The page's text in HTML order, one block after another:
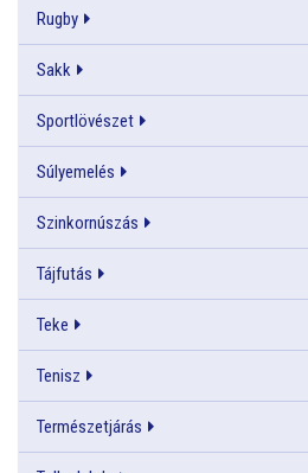
Rugby
Sakk
Sportlövészet
Súlyemelés
Szinkornúszás
Tájfutás
Teke
Tenisz
Természetjárás